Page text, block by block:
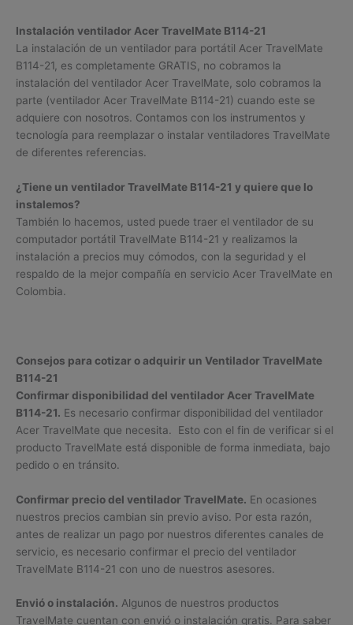
Instalación ventilador Acer TravelMate B114-21
La instalación de un ventilador para portátil Acer TravelMate
B114-21, es completamente GRATIS, no cobramos la
instalación del ventilador Acer TravelMate, solo cobramos la
parte (ventilador Acer TravelMate B114-21) cuando este se
adquiere con nosotros. Contamos con los instrumentos y
tecnología para reemplazar o instalar ventiladores TravelMate
de diferentes referencias.
¿Tiene un ventilador TravelMate B114-21 y quiere que lo
instalemos?
También lo hacemos, usted puede traer el ventilador de su
computador portátil TravelMate B114-21 y realizamos la
instalación a precios muy cómodos, con la seguridad y el
respaldo de la mejor compañía en servicio Acer TravelMate en
Colombia.
Consejos para cotizar o adquirir un Ventilador TravelMate
B114-21
Confirmar disponibilidad del ventilador Acer TravelMate
B114-21. Es necesario confirmar disponibilidad del ventilador
Acer TravelMate que necesita. Esto con el fin de verificar si el
producto TravelMate está disponible de forma inmediata, bajo
pedido o en tránsito.
Confirmar precio del ventilador TravelMate. En ocasiones
nuestros precios cambian sin previo aviso. Por esta razón,
antes de realizar un pago por nuestros diferentes canales de
servicio, es necesario confirmar el precio del ventilador
TravelMate B114-21 con uno de nuestros asesores.
Envió o instalación. Algunos de nuestros productos
TravelMate cuentan con envió o instalación gratis. Para saber